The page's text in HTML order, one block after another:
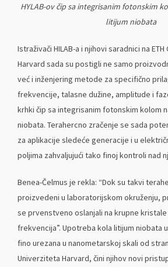
HYLAB-ov čip sa integrisanim fotonskim
litijum niobata
Istraživači HILAB-a i njihovi saradnici na
Harvard sada su postigli ne samo
već i inženjering metode za specifično
frekvencije, talasne dužine, amplitude i
krhki čip sa integrisanim fotonskim kolom
niobata. Terahercno zračenje se sada
za aplikacije sledeće generacije i u
poljima zahvaljujući tako finoj kontroli nad
Benea-Čelmus je rekla: “Dok su takvi
proizvedeni u laboratorijskom okruženju,
se prvenstveno oslanjali na krupne
frekvencija”. Upotreba kola litijum niobata
fino urezana u nanometarskoj skali od
Univerziteta Harvard, čini njihov novi